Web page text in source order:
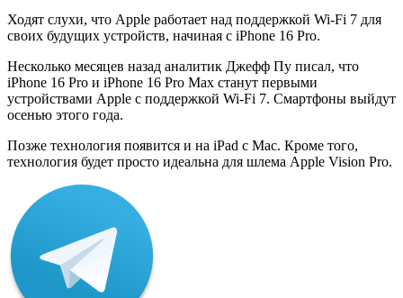
Ходят слухи, что Apple работает над поддержкой Wi-Fi 7 для
своих будущих устройств, начиная с iPhone 16 Pro.
Несколько месяцев назад аналитик Джефф Пу писал, что
iPhone 16 Pro и iPhone 16 Pro Max станут первыми
устройствами Apple с поддержкой Wi-Fi 7. Смартфоны выйдут
осенью этого года.
Позже технология появится и на iPad с Mac. Кроме того,
технология будет просто идеальна для шлема Apple Vision Pro.